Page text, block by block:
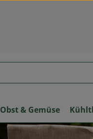
Obst & Gemüse